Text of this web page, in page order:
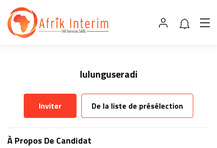
lulunguseradi
Inviter De la liste de présélection
À Propos De Candidat